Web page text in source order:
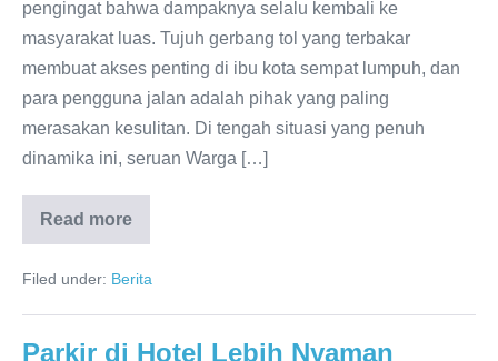
pengingat bahwa dampaknya selalu kembali ke
masyarakat luas. Tujuh gerbang tol yang terbakar
membuat akses penting di ibu kota sempat lumpuh, dan
para pengguna jalan adalah pihak yang paling
merasakan kesulitan. Di tengah situasi yang penuh
dinamika ini, seruan Warga […]
Read more
Filed under: Berita
Parkir di Hotel Lebih Nyaman